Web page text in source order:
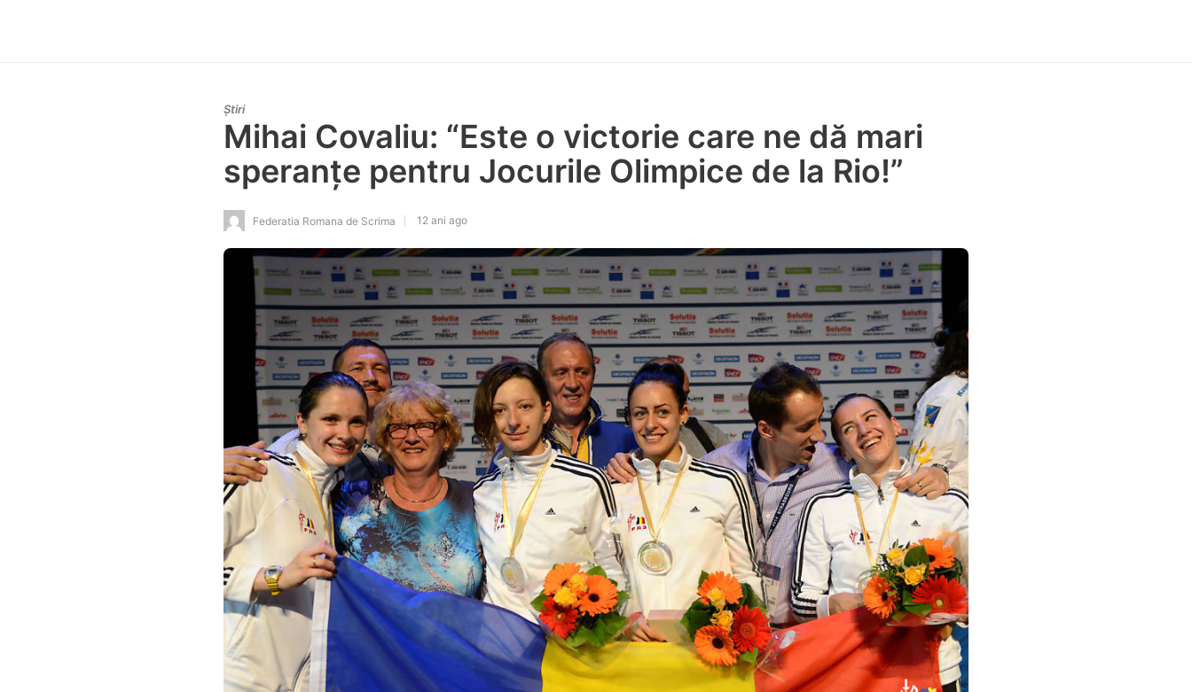
Știri
Mihai Covaliu: “Este o victorie care ne dă mari
speranțe pentru Jocurile Olimpice de la Rio!”
Federatia Romana de Scrima 12 ani ago